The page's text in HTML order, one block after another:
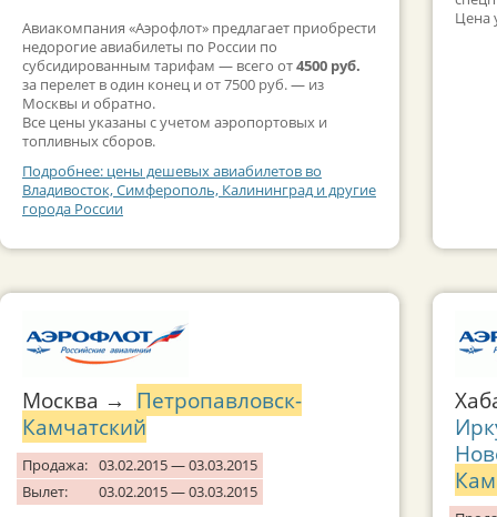
Авиакомпания «Аэрофлот» предлагает приобрести
недорогие авиабилеты по России по
субсидированным тарифам — всего от4500 руб.
за перелет в один конец и от 7500 руб. — из
Москвы и обратно.
Все цены указаны с учетом аэропортовых и
топливных сборов.
Подробнее: цены дешевых авиабилетов во
Владивосток, Симферополь, Калининград и другие
города России
Москва → Петропавловск-
Камчатский
Продажа: 03.02.2015 — 03.03.2015
Вылет:
03.02.2015 — 03.03.2015
Цена